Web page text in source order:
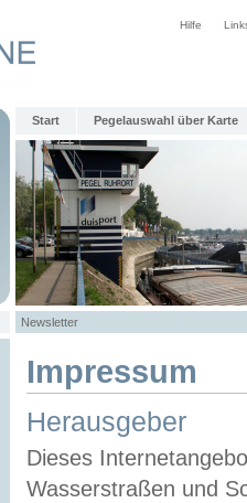
Hilfe
Start Pegelauswahl über Karte
Newsletter
Impressum
Herausgeber
Dieses
Wasserstraßen und